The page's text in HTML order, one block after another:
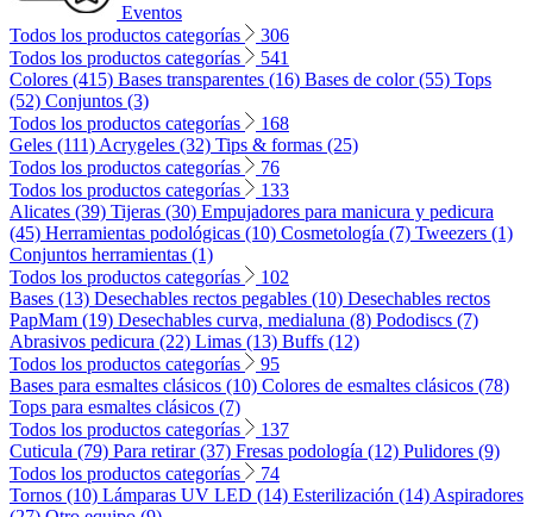
Eventos
Todos los productos categorías
306
Todos los productos categorías
541
Colores (415) Bases transparentes (16) Bases de color (55) Tops
(52) Conjuntos (3)
Todos los productos categorías
168
Geles (111) Acrygeles (32) Tips & formas (25)
Todos los productos categorías
76
Todos los productos categorías
133
Alicates (39) Tijeras (30) Empujadores para manicura y pedicura
(45) Herramientas podológicas (10) Cosmetología (7) Tweezers (1)
Conjuntos herramientas (1)
Todos los productos categorías
102
Bases (13) Desechables rectos pegables (10) Desechables rectos
PapMam (19) Desechables curva, medialuna (8) Pododiscs (7)
Abrasivos pedicura (22) Limas (13) Buffs (12)
Todos los productos categorías
95
Bases para esmaltes clásicos (10) Colores de esmaltes clásicos (78)
Tops para esmaltes clásicos (7)
Todos los productos categorías
137
Cuticula (79) Para retirar (37) Fresas podología (12) Pulidores (9)
Todos los productos categorías
74
Tornos (10) Lámparas UV LED (14) Esterilización (14) Aspiradores